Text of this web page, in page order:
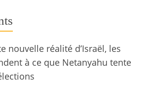
nouvelle réalité d’Israël, les
à ce que Netanyahu tente